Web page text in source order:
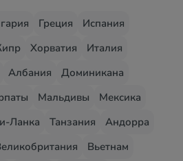
Греция
Испания
Хорватия
Италия
Албания
Доминикана
Мальдивы
Мексика
Ланка Танзания
Андорра
Вьетнам